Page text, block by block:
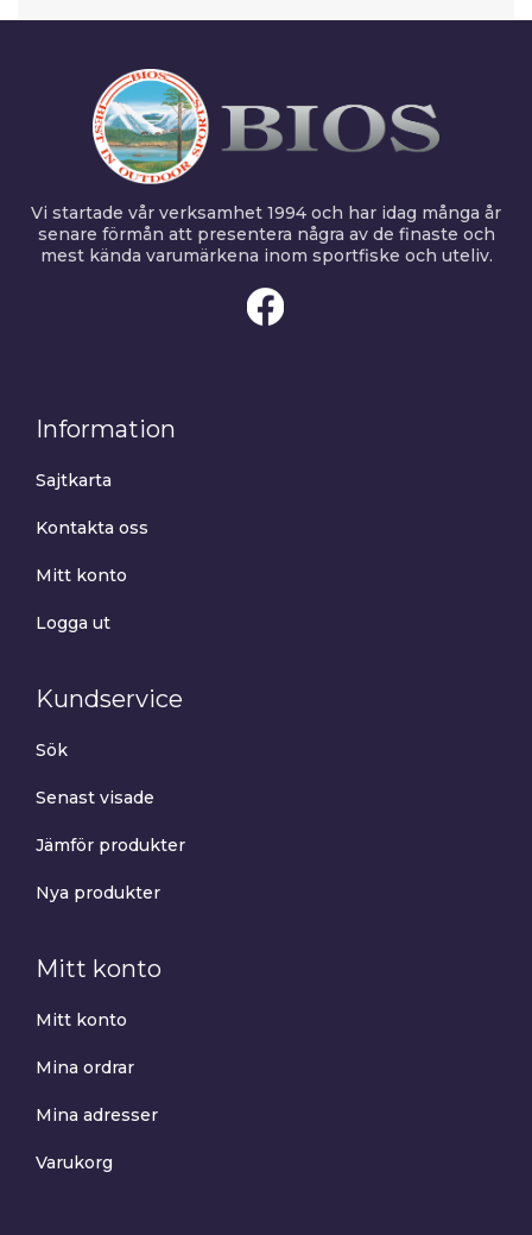
Vi startade vår verksamhet 1994 och har idag många år
senare förmån att presentera några av de finaste och
mest kända varumärkena inom sportfiske och uteliv.
Information
Sajtkarta
Kontakta oss
Mitt konto
Logga ut
Kundservice
Sök
Senast visade
Jämför produkter
Nya produkter
Mitt konto
Mitt konto
Mina ordrar
Mina adresser
Varukorg